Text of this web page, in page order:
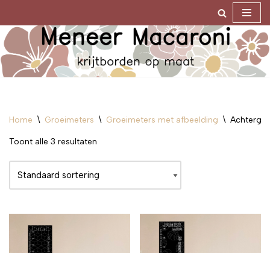
Ga
inhoud
Home \ Groeimeters \ Groeimeters met afbeelding \
Toont alle 3 resultaten